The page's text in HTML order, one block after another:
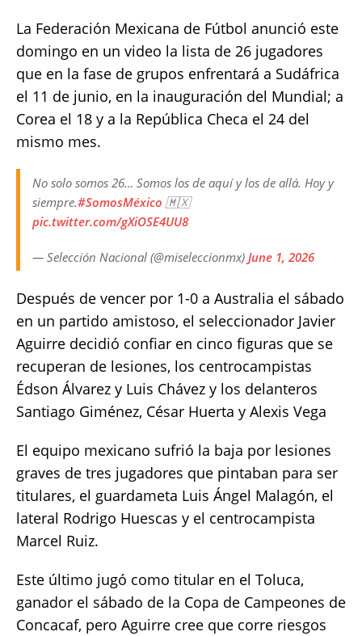
La Federación Mexicana de Fútbol anunció este
domingo en un video la lista de 26 jugadores
que en la fase de grupos enfrentará a Sudáfrica
el 11 de junio, en la inauguración del Mundial; a
Corea el 18 y a la República Checa el 24 del
mismo mes.
No solo somos 26… Somos los de aquí y los de allá. Hoy y
siempre.#SomosMéxico 🇲🇽
pic.twitter.com/gXiOSE4UU8
— Selección Nacional (@miseleccionmx) June 1, 2026
Después de vencer por 1-0 a Australia el sábado
en un partido amistoso, el seleccionador Javier
Aguirre decidió confiar en cinco figuras que se
recuperan de lesiones, los centrocampistas
Édson Álvarez y Luis Chávez y los delanteros
Santiago Giménez, César Huerta y Alexis Vega
El equipo mexicano sufrió la baja por lesiones
graves de tres jugadores que pintaban para ser
titulares, el guardameta Luis Ángel Malagón, el
lateral Rodrigo Huescas y el centrocampista
Marcel Ruiz.
Este último jugó como titular en el Toluca,
ganador el sábado de la Copa de Campeones de
Concacaf, pero Aguirre cree que corre riesgos